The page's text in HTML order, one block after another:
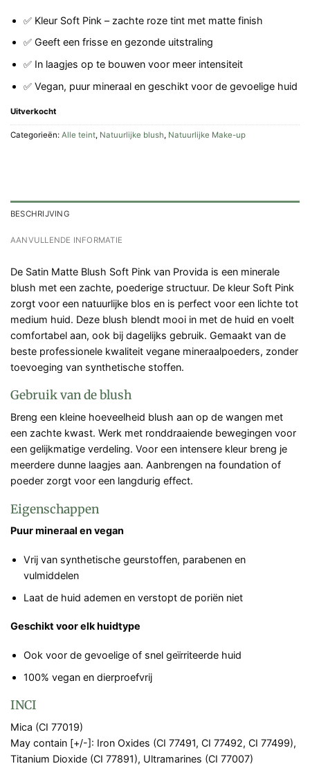
✅ Kleur Soft Pink – zachte roze tint met matte finish
✅ Geeft een frisse en gezonde uitstraling
✅ In laagjes op te bouwen voor meer intensiteit
✅ Vegan, puur mineraal en geschikt voor de gevoelige huid
Uitverkocht
Categorieën: Alle teint, Natuurlijke blush, Natuurlijke Make-up
BESCHRIJVING
AANVULLENDE INFORMATIE
De Satin Matte Blush Soft Pink van Provida is een minerale
blush met een zachte, poederige structuur. De kleur Soft Pink
zorgt voor een natuurlijke blos en is perfect voor een lichte tot
medium huid. Deze blush blendt mooi in met de huid en voelt
comfortabel aan, ook bij dagelijks gebruik. Gemaakt van de
beste professionele kwaliteit vegane mineraalpoeders, zonder
toevoeging van synthetische stoffen.
Gebruik van de blush
Breng een kleine hoeveelheid blush aan op de wangen met
een zachte kwast. Werk met ronddraaiende bewegingen voor
een gelijkmatige verdeling. Voor een intensere kleur breng je
meerdere dunne laagjes aan. Aanbrengen na foundation of
poeder zorgt voor een langdurig effect.
Eigenschappen
Puur mineraal en vegan
Vrij van synthetische geurstoffen, parabenen en
vulmiddelen
Laat de huid ademen en verstopt de poriën niet
Geschikt voor elk huidtype
Ook voor de gevoelige of snel geïrriteerde huid
100% vegan en dierproefvrij
INCI
Mica (CI 77019)
May contain [+/-]: Iron Oxides (CI 77491, CI 77492, CI 77499),
Titanium Dioxide (CI 77891), Ultramarines (CI 77007)